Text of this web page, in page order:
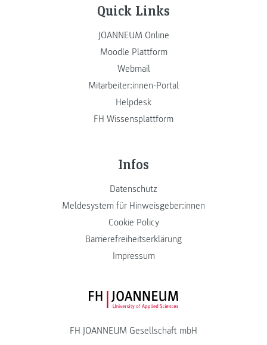
Quick Links
JOANNEUM Online
Moodle Plattform
Webmail
Mitarbeiter:innen-Portal
Helpdesk
FH Wissensplattform
Infos
Datenschutz
Meldesystem für Hinweisgeber:innen
Cookie Policy
Barrierefreiheitserklärung
Impressum
FH JOANNEUM Logo
FH JOANNEUM Gesellschaft mbH